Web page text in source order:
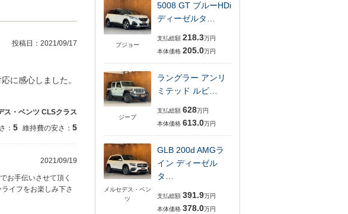
投稿日： 2021/09/17
に感心しました。
ス・ベンツ CLSクラス
： 5 維持費の安さ： 5
2021/09/19
お手伝いさせて頂く
イフをお楽しみ下さ
プジョー
5008 GT ブルーHDi
ディーゼルタ…
支払総額 218.3万円
本体価格 205.0万円
ジープ
ラングラー アンリ
ミテッド ルビ…
支払総額 628万円
本体価格 613.0万円
メルセデス・ベン
ツ
GLB 200d AMGラ
イン ディーゼル
タ…
支払総額 391.9万円
本体価格 378.0万円